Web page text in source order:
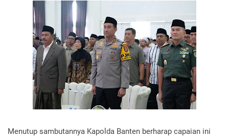
Menutup sambutannya Kapolda Banten berharap capaian ini